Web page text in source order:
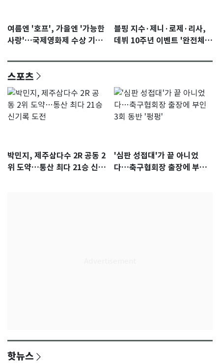
여름엔 '호프', 가을엔 '가능한
사랑'…국제영화제 수상 기대
블핑 지수·제니·로제·리사,
데뷔 10주년 이벤트 '완전체'
스포츠
박민지, 제주삼다수 2R 공동 2
위 도약…통산 최다 21승 신기
'심판 성접대'가 끝 아니었
다…축구협회장 출장에 부인
핫뉴스